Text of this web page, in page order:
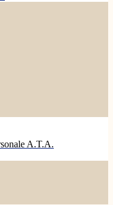
A.T.A.